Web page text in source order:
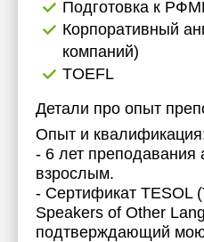
Подготовка к
Корпоративный
компаний)
TOEFL
Детали про опыт
Опыт и
- 6 лет преподавания
взрослым.
- Сертификат TESOL
Speakers of Other
подтверждающий